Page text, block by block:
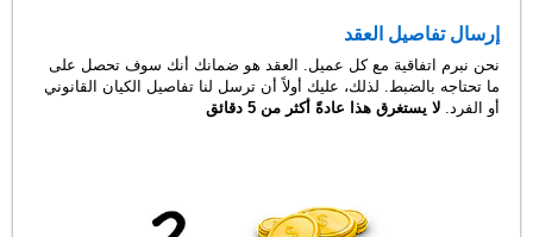
إرسال تفاصيل العقد
نحن نبرم اتفاقية مع كل عميل. العقد هو ضمانك أنك سوف تحصل على
ما تحتاجه بالضبط. لذلك، عليك أولاً أن ترسل لنا تفاصيل الكيان القانوني
أو الفرد.لا يستغرق هذا عادةً أكثر من 5 دقائق